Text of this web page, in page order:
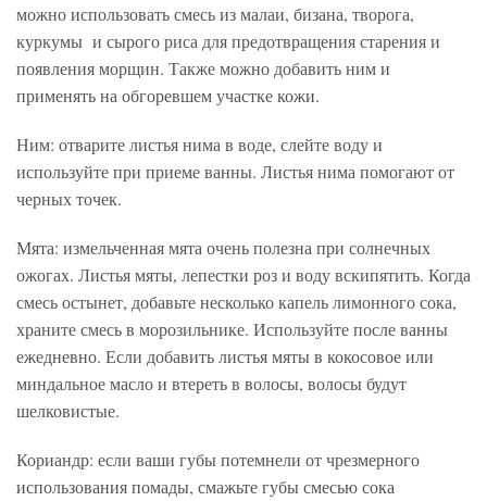
можно использовать смесь из малаи, бизана, творога,
куркумы и сырого риса для предотвращения старения и
появления морщин. Также можно добавить ним и
применять на обгоревшем участке кожи.
Ним: отварите листья нима в воде, слейте воду и
используйте при приеме ванны. Листья нима помогают от
черных точек.
Мята: измельченная мята очень полезна при солнечных
ожогах. Листья мяты, лепестки роз и воду вскипятить. Когда
смесь остынет, добавьте несколько капель лимонного сока,
храните смесь в морозильнике. Используйте после ванны
ежедневно. Если добавить листья мяты в кокосовое или
миндальное масло и втереть в волосы, волосы будут
шелковистые.
Кориандр: если ваши губы потемнели от чрезмерного
использования помады, смажьте губы смесью сока